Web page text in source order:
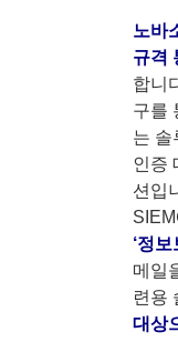
노바
규격
합니
구를
는 솔
인증
션입
‘정
메일
련용
대상